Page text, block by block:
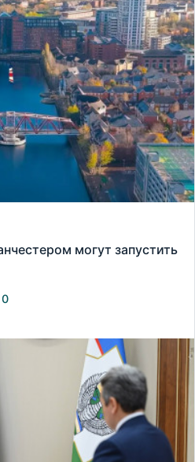
могут запустить
0